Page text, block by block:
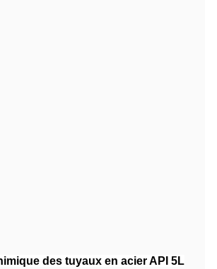
des tuyaux en acier API 5L